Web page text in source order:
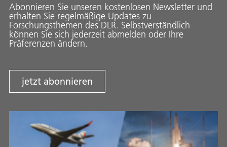
Abonnieren Sie unseren kostenlosen Newsletter und
erhalten Sie regelmäßige Updates zu
Forschungsthemen des DLR. Selbstverständlich
können Sie sich jederzeit abmelden oder Ihre
Präferenzen ändern.
jetzt abonnieren